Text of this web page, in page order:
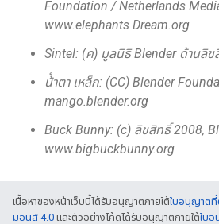
Foundation / Netherlands
www.elephants Dream.org
Sintel: (ค) มูลนิธิ Blender ด้านลิ
น้ําตา เหล็ก: (CC) Blender
mango.blender.org
Buck Bunny: (c) ลิขสิทธิ์ 2008,
www.bigbuckbunny.org
เนื้อหาของหน้าเว็บนี้ได้รับอนุญาตภายใต้ใบอนุญาตที่
มอนส์ 4.0 และตัวอย่างโค้ดได้รับอนุญาตภายใต้ใบ